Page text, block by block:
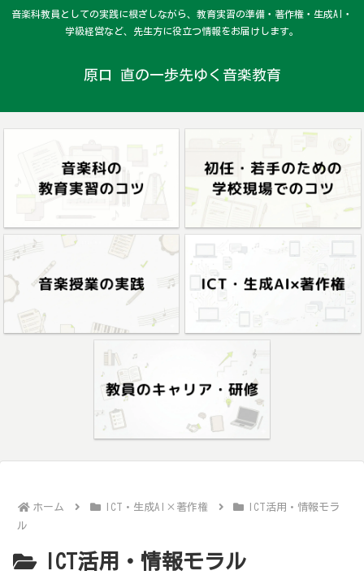
音楽科教員としての実践に根ざしながら、教育実習の準備・著作権・生成AI・
学級経営など、先生方に役立つ情報をお届けします。
原口 直の一歩先ゆく音楽教育
ホーム ICT・生成AI×著作権
ICT活用・情報モラ
ル
ICT活用・情報モラル